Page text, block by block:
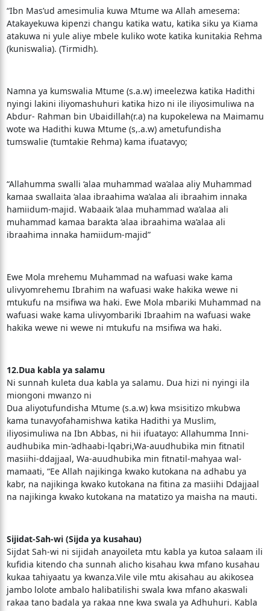
“Ibn Mas’ud amesimulia kuwa Mtume wa Allah amesema:
Atakayekuwa kipenzi changu katika watu, katika siku ya Kiama
atakuwa ni yule aliye mbele kuliko wote katika kunitakia Rehma
(kuniswalia). (Tirmidh).
Namna ya kumswalia Mtume (s.a.w) imeelezwa katika Hadithi
nyingi lakini iliyomashuhuri katika hizo ni ile iliyosimuliwa na
Abdur- Rahman bin Ubaidillah(r.a) na kupokelewa na Maimamu
wote wa Hadithi kuwa Mtume (s,.a.w) ametufundisha
tumswalie (tumtakie Rehma) kama ifuatavyo;
“Allahumma swalli ‘alaa muhammad wa’alaa aliy Muhammad
kamaa swallaita ‘alaa ibraahima wa’alaa ali ibraahim innaka
hamiidum-majid. Wabaaik ‘alaa muhammad wa’alaa ali
muhammad kamaa barakta ‘alaa ibraahima wa’alaa ali
ibraahima innaka hamiidum-majid”
Ewe Mola mrehemu Muhammad na wafuasi wake kama
ulivyomrehemu Ibrahim na wafuasi wake hakika wewe ni
mtukufu na msifiwa wa haki. Ewe Mola mbariki Muhammad na
wafuasi wake kama ulivyombariki Ibraahim na wafuasi wake
hakika wewe ni wewe ni mtukufu na msifiwa wa haki.
12.Dua kabla ya salamu
Ni sunnah kuleta dua kabla ya salamu. Dua hizi ni nyingi ila
miongoni mwanzo ni
Dua aliyotufundisha Mtume (s.a.w) kwa msisitizo mkubwa
kama tunavyofahamishwa katika Hadithi ya Muslim,
iliyosimuliwa na Ibn Abbas, ni hii ifuatayo: Allahumma Inni-
audhubika min-’adhaabi-lqabri,Wa-auudhubika min fitnatil
masiihi-ddajjaal, Wa-auudhubika min fitnatil-mahyaa wal-
mamaati, “Ee Allah najikinga kwako kutokana na adhabu ya
kabr, na najikinga kwako kutokana na fitina za masiihi Ddajjaal
na najikinga kwako kutokana na matatizo ya maisha na mauti.
Sijidat-Sah-wi (Sijda ya kusahau)
Sijdat Sah-wi ni sijidah anayoileta mtu kabla ya kutoa salaam ili
kufidia kitendo cha sunnah alicho kisahau kwa mfano kusahau
kukaa tahiyaatu ya kwanza.Vile vile mtu akisahau au akikosea
jambo lolote ambalo halibatilishi swala kwa mfano akaswali
rakaa tano badala ya rakaa nne kwa swala ya Adhuhuri. Kabla